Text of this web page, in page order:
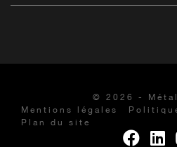
© 2026 -
Mentions légales
Plan du site